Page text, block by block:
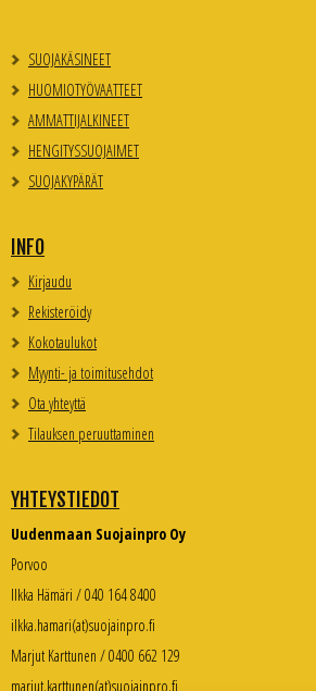
SUOJAKÄSINEET
HUOMIOTYÖVAATTEET
AMMATTIJALKINEET
HENGITYSSUOJAIMET
SUOJAKYPÄRÄT
INFO
Kirjaudu
Rekisteröidy
Kokotaulukot
Myynti- ja toimitusehdot
Ota yhteyttä
Tilauksen peruuttaminen
YHTEYSTIEDOT
Uudenmaan Suojainpro Oy
Porvoo
Ilkka Hämäri / 040 164 8400
ilkka.hamari(at)suojainpro.fi
Marjut Karttunen / 0400 662 129
marjut.karttunen(at)suojainpro.fi